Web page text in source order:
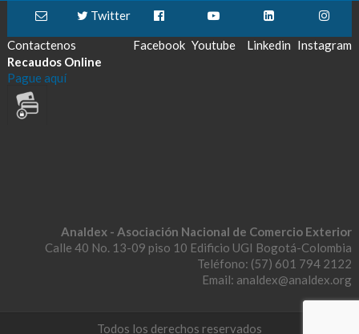
Contactenos
Twitter
Facebook Youtube Linkedin Instagram
Recaudos Online
Pague aquí
Analdex - Asociación Nacional de Comercio Exterior
Calle 40 No. 13-09 piso 10 Edificio UGI Bogotá-Colombia
Teléfono: (57) 601 794 2122
Email: analdex@analdex.org
Todos los derechos reservados